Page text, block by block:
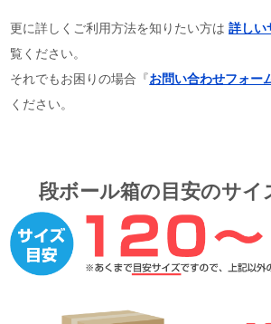
更に詳しくご利用方法を知りたい方は詳しい
覧ください。
それでもお困りの場合『お問い合わせフォー
ください。
段ボール箱の目安のサイ